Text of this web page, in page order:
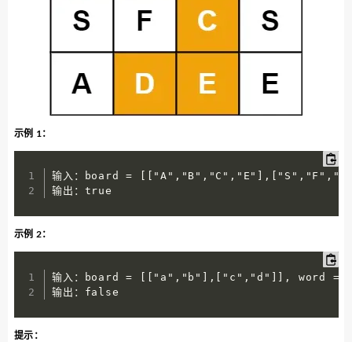
示例 1：
输入：board =
输出：true
示例 2：
输入：board = [["a","b"],["c","d"]], word =
输出：false
提示：